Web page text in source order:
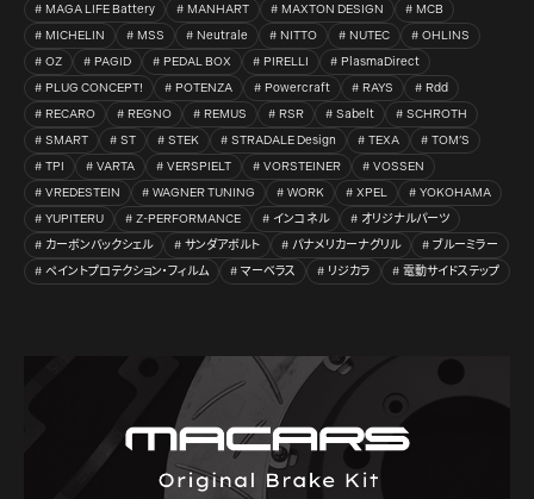
MAGA LIFE Battery
MANHART MAXTON DESIGN
MCB
MICHELIN
MSS Neutrale NITTO NUTEC
OHLINS
OZ
PAGID PEDAL BOX PIRELLI
PlasmaDirect
PLUG CONCEPT!
POTENZA Powercraft RAYS
Rdd
RECARO
REGNO REMUS RSR Sabelt
SCHROTH
SMART
ST STEK STRADALE Design TEXA
TOM’S
TPI
VARTA VERSPIELT VORSTEINER
VOSSEN
VREDESTEIN
WAGNER TUNING WORK XPEL
YOKOHAMA
YUPITERU
Z-PERFORMANCE インコネル
オリジナルパーツ
カーボンバックシェル
サンダアボルト パナメリカーナグリル
ブルーミラー
ペイントプロテクション・フィルム
マーベラス リジカラ 電動サイドステップ